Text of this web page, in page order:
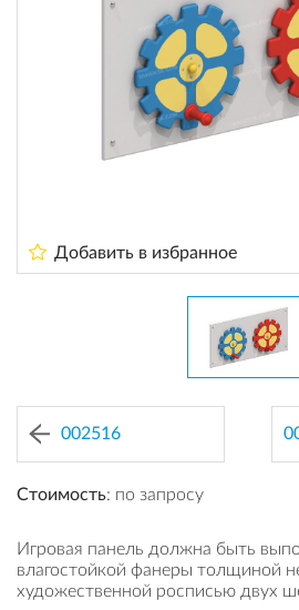
Добавить в избранное
002516
Стоимость: по запросу
Игровая панель должна быть
влагостойкой фанеры толщиной
художественной росписью двух